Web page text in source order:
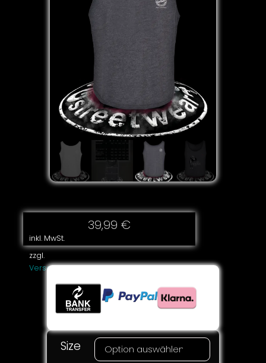
39,99 €
inkl. MwSt.
zzgl.
Versandkosten
Size